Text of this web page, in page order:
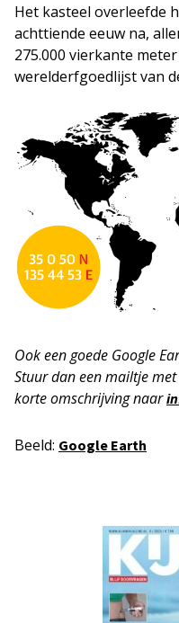
Het kasteel overleefde
achttiende eeuw na,
275.000 vierkante
werelderfgoedlijst van
Ook een goede Google
Stuur dan een mailtje
korteomschrijving naar
Beeld: Google Earth